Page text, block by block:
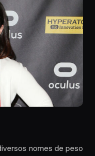
nomes de peso